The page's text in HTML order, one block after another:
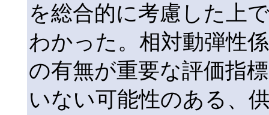
を総合的に考慮した上
わかった。相対動弾性
の有無が重要な評価指
いない可能性のある、